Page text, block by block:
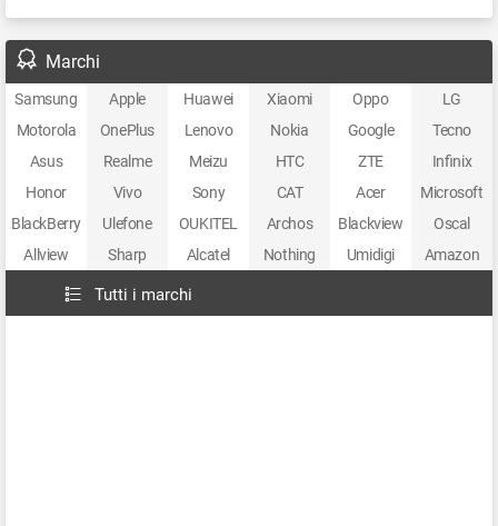
Marchi
Samsung Apple Huawei Xiaomi Oppo
LG
Motorola
OnePlus Lenovo Nokia Google
Tecno
Asus
Realme Meizu HTC ZTE
Infinix
Honor
Vivo Sony CAT Acer
Microsoft
BlackBerry
Ulefone OUKITEL Archos Blackview
Oscal
Allview
Sharp Alcatel Nothing Umidigi Amazon
Tutti i marchi